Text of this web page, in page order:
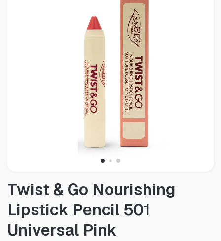
Twist & Go Nourishing
Lipstick Pencil 501
Universal Pink